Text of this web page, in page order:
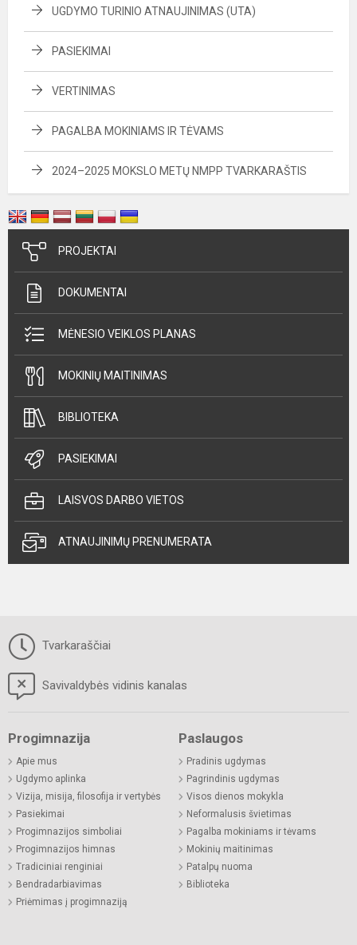
UGDYMO TURINIO ATNAUJINIMAS (UTA)
PASIEKIMAI
VERTINIMAS
PAGALBA MOKINIAMS IR TĖVAMS
2024–2025 MOKSLO METŲ NMPP TVARKARAŠTIS
PROJEKTAI
DOKUMENTAI
MĖNESIO VEIKLOS PLANAS
MOKINIŲ MAITINIMAS
BIBLIOTEKA
PASIEKIMAI
LAISVOS DARBO VIETOS
ATNAUJINIMŲ PRENUMERATA
Tvarkaraščiai
Savivaldybės vidinis kanalas
Progimnazija
Apie mus
Ugdymo aplinka
Vizija, misija, filosofija ir vertybės
Pasiekimai
Progimnazijos simboliai
Progimnazijos himnas
Tradiciniai renginiai
Bendradarbiavimas
Priėmimas į progimnaziją
Paslaugos
Pradinis ugdymas
Pagrindinis ugdymas
Visos dienos mokykla
Neformalusis švietimas
Pagalba mokiniams ir tėvams
Mokinių maitinimas
Patalpų nuoma
Biblioteka